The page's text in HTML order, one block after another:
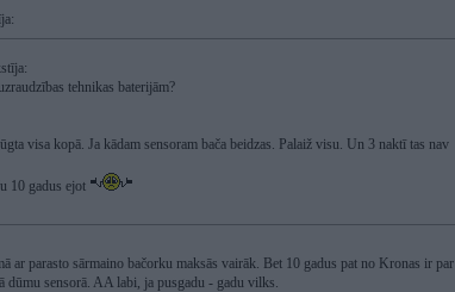
tehnikas baterijām?
visa kopā. Ja kādam sensoram bača beidzas. Palaiž visu. Un 3 naktī tas nav
10 gadus ejot
ar parasto sārmaino bačorku maksās vairāk. Bet 10 gadus pat no Kronas ir par
dūmu sensorā. AA labi, ja pusgadu - gadu vilks.